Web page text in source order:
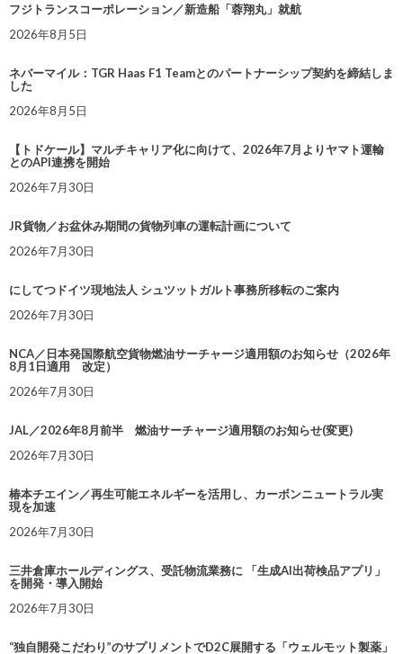
フジトランスコーポレーション／新造船「蓉翔丸」就航
2026年8月5日
ネバーマイル：TGR Haas F1 Teamとのパートナーシップ契約を締結しま
した
2026年8月5日
【トドケール】マルチキャリア化に向けて、2026年7月よりヤマト運輸
とのAPI連携を開始
2026年7月30日
JR貨物／お盆休み期間の貨物列車の運転計画について
2026年7月30日
にしてつドイツ現地法人 シュツットガルト事務所移転のご案内
2026年7月30日
NCA／日本発国際航空貨物燃油サーチャージ適用額のお知らせ（2026年
8月1日適用 改定）
2026年7月30日
JAL／2026年8月前半 燃油サーチャージ適用額のお知らせ(変更)
2026年7月30日
椿本チエイン／再生可能エネルギーを活用し、カーボンニュートラル実
現を加速
2026年7月30日
三井倉庫ホールディングス、受託物流業務に 「生成AI出荷検品アプリ」
を開発・導入開始
2026年7月30日
“独自開発こだわり”のサプリメントでD2C展開する「ウェルモット製薬」